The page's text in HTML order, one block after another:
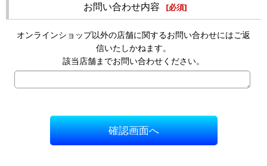
お問い合わせ内容 [必須]
オンラインショップ以外の店舗に関するお問い合わせにはご返
信いたしかねます。
該当店舗までお問い合わせください。
確認画面へ